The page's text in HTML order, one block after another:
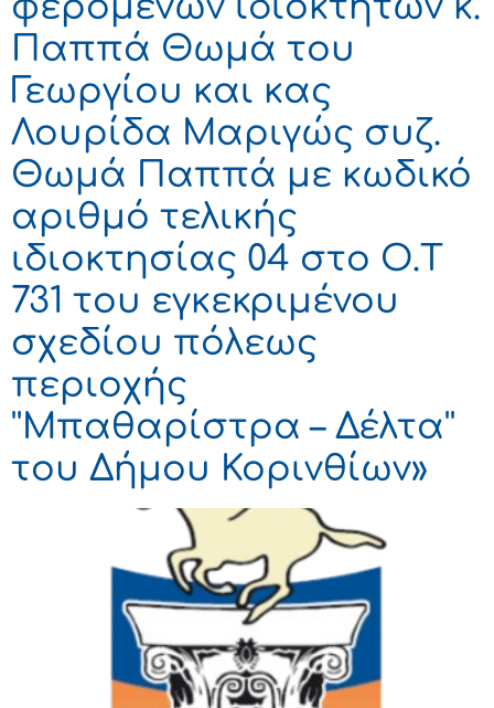
Παππά Θωμά του
Γεωργίου και κας
Λουρίδα Μαριγώς συζ.
Θωμά Παππά με κωδικό
αριθμό τελικής
ιδιοκτησίας 04 στο Ο.Τ
731 του εγκεκριμένου
σχεδίου πόλεως
περιοχής
''Μπαθαρίστρα – Δέλτα''
του Δήμου Κορινθίων»